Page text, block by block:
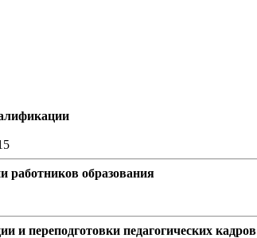
работников образования
переподготовки педагогических кадров